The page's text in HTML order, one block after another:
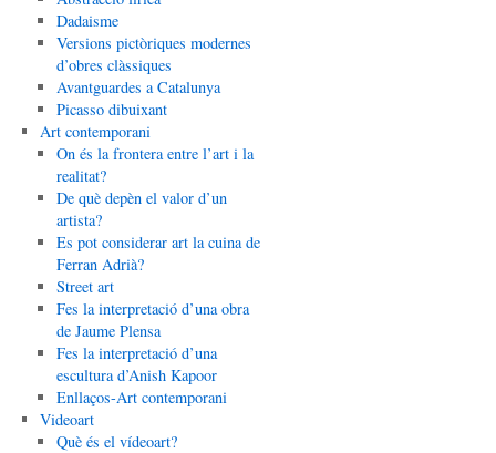
Dadaisme
Versions pictòriques modernes
d’obres clàssiques
Avantguardes a Catalunya
Picasso dibuixant
Art contemporani
On és la frontera entre l’art i la
realitat?
De què depèn el valor d’un
artista?
Es pot considerar art la cuina de
Ferran Adrià?
Street art
Fes la interpretació d’una obra
de Jaume Plensa
Fes la interpretació d’una
escultura d’Anish Kapoor
Enllaços-Art contemporani
Videoart
Què és el vídeoart?